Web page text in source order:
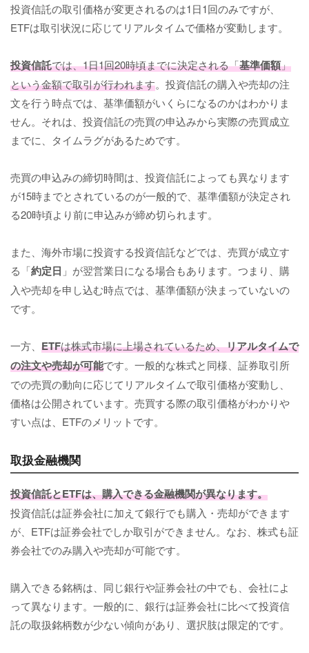
投資信託の取引価格が変更されるのは1日1回のみですが、
ETFは取引状況に応じてリアルタイムで価格が変動します。
投資信託では、1日1回20時頃までに決定される「基準価額」
という金額で取引が行われます。投資信託の購入や売却の注
文を行う時点では、基準価額がいくらになるのかはわかりま
せん。それは、投資信託の売買の申込みから実際の売買成立
までに、タイムラグがあるためです。
売買の申込みの締切時間は、投資信託によっても異なります
が15時までとされているのが一般的で、基準価額が決定され
る20時頃より前に申込みが締め切られます。
また、海外市場に投資する投資信託などでは、売買が成立す
る「約定日 」が翌営業日になる場合もあります。つまり、購
入や売却を申し込む時点では、基準価額が決まっていないの
です。
一方、 ETFは株式市場に上場されているため、リアルタイムで
の注文や売却が可能です。一般的な株式と同様、証券取引所
での売買の動向に応じてリアルタイムで取引価格が変動し、
価格は公開されています。売買する際の取引価格がわかりや
すい点は、ETFのメリットです。
取扱金融機関
投資信託とETFは、購入できる金融機関が異なります。
投資信託は証券会社に加えて銀行でも購入・売却ができます
が、ETFは証券会社でしか取引ができません。なお、株式も証
券会社でのみ購入や売却が可能です。
購入できる銘柄は、同じ銀行や証券会社の中でも、会社によ
って異なります。一般的に、銀行は証券会社に比べて投資信
託の取扱銘柄数が少ない傾向があり、選択肢は限定的です。